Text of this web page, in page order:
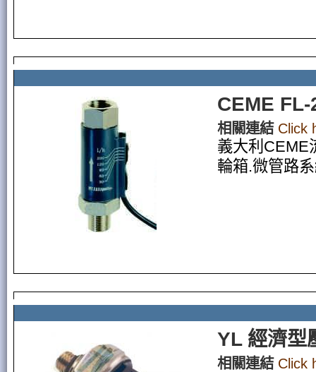
CEME
相關連結 Click
義大利CEME
輪箱.微管路
YL 經濟型
相關連結 Click